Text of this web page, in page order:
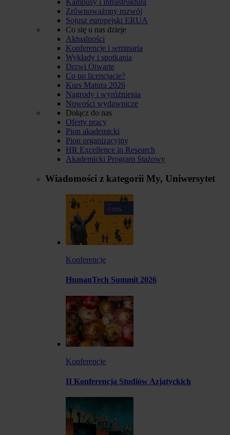
Zrównoważony rozwój
Sojusz europejski ERUA
Co się u nas dzieje
Aktualności
Konferencje i seminaria
Wykłady i spotkania
Drzwi Otwarte
Co po licencjacie?
Kurs Matura 2026
Nagrody i wyróżnienia
Nowości wydawnicze
Dołącz do nas
Oferty pracy
Pion akademicki
Pion organizacyjny
HR Excellence in Research
Akademicki Program Stażowy
Wiadomości z kategorii My, Uniwersytet
Konferencje
HumanTech Summit 2026
Konferencje
II Konferencja Studiów Azjatyckich